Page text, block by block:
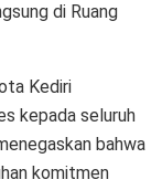
di Ruang
Kediri
kepada seluruh
bahwa
komitmen